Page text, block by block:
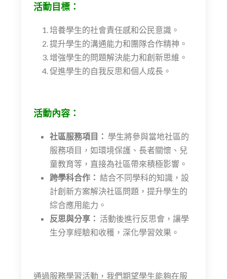
活動目標：
培養學生的社會責任感和公民意識。
提升學生的溝通能力和團隊合作精神。
增強學生的問題解決能力和創新思維。
促進學生的自我反思和個人成長。
活動內容：
社區服務項目： 學生將參與當地社區的
服務項目，如環境保護、長者關懷、兒
童教育等，直接為社區帶來積極影響。
跨學科合作： 結合不同學科的知識，設
計創新方案解決社區問題，提升學生的
綜合應用能力。
反思與分享： 活動後進行反思會，讓學
生分享經驗和收穫，深化學習效果。
通過服務學習活動，我們期望學生能夠在服